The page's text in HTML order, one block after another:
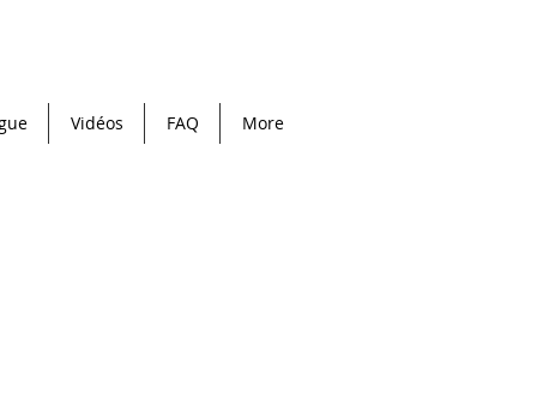
Vidéos FAQ More